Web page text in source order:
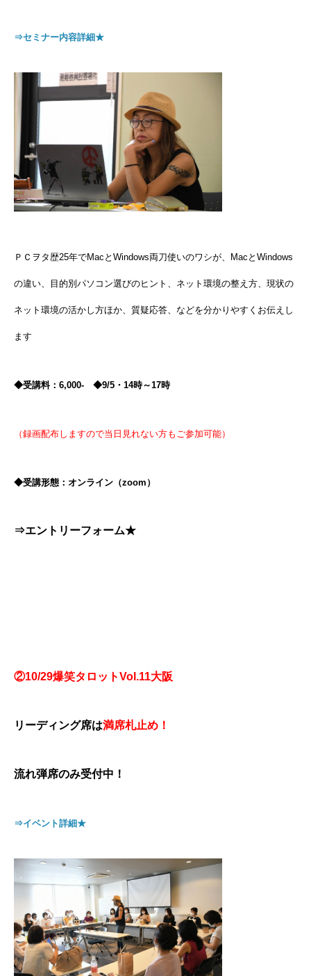
⇒セミナー内容詳細★
ＰＣヲタ歴25年でMacとWindows両刀使いのワシが、MacとWindows
の違い、目的別パソコン選びのヒント、ネット環境の整え方、現状の
ネット環境の活かし方ほか、質疑応答、などを分かりやすくお伝えし
ます
◆受講料：6,000- ◆9/5・14時～17時
（録画配布しますので当日見れない方もご参加可能）
◆受講形態：オンライン（zoom）
⇒エントリーフォーム★
②10/29爆笑タロットVol.11大阪
リーディング席は満席札止め！
流れ弾席のみ受付中！
⇒イベント詳細★
SHARE INSTA YOUTUBE 総合案内